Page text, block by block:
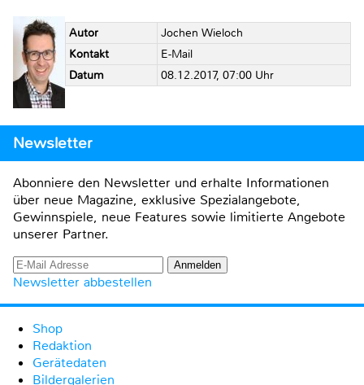
Autor
Jochen Wieloch
Kontakt
E-Mail
Datum
08.12.2017, 07:00 Uhr
Newsletter
Abonniere den Newsletter und erhalte Informationen
über neue Magazine, exklusive Spezialangebote,
Gewinnspiele, neue Features sowie limitierte Angebote
unserer Partner.
Newsletter abbestellen
Shop
Redaktion
Gerätedaten
Bildergalerien